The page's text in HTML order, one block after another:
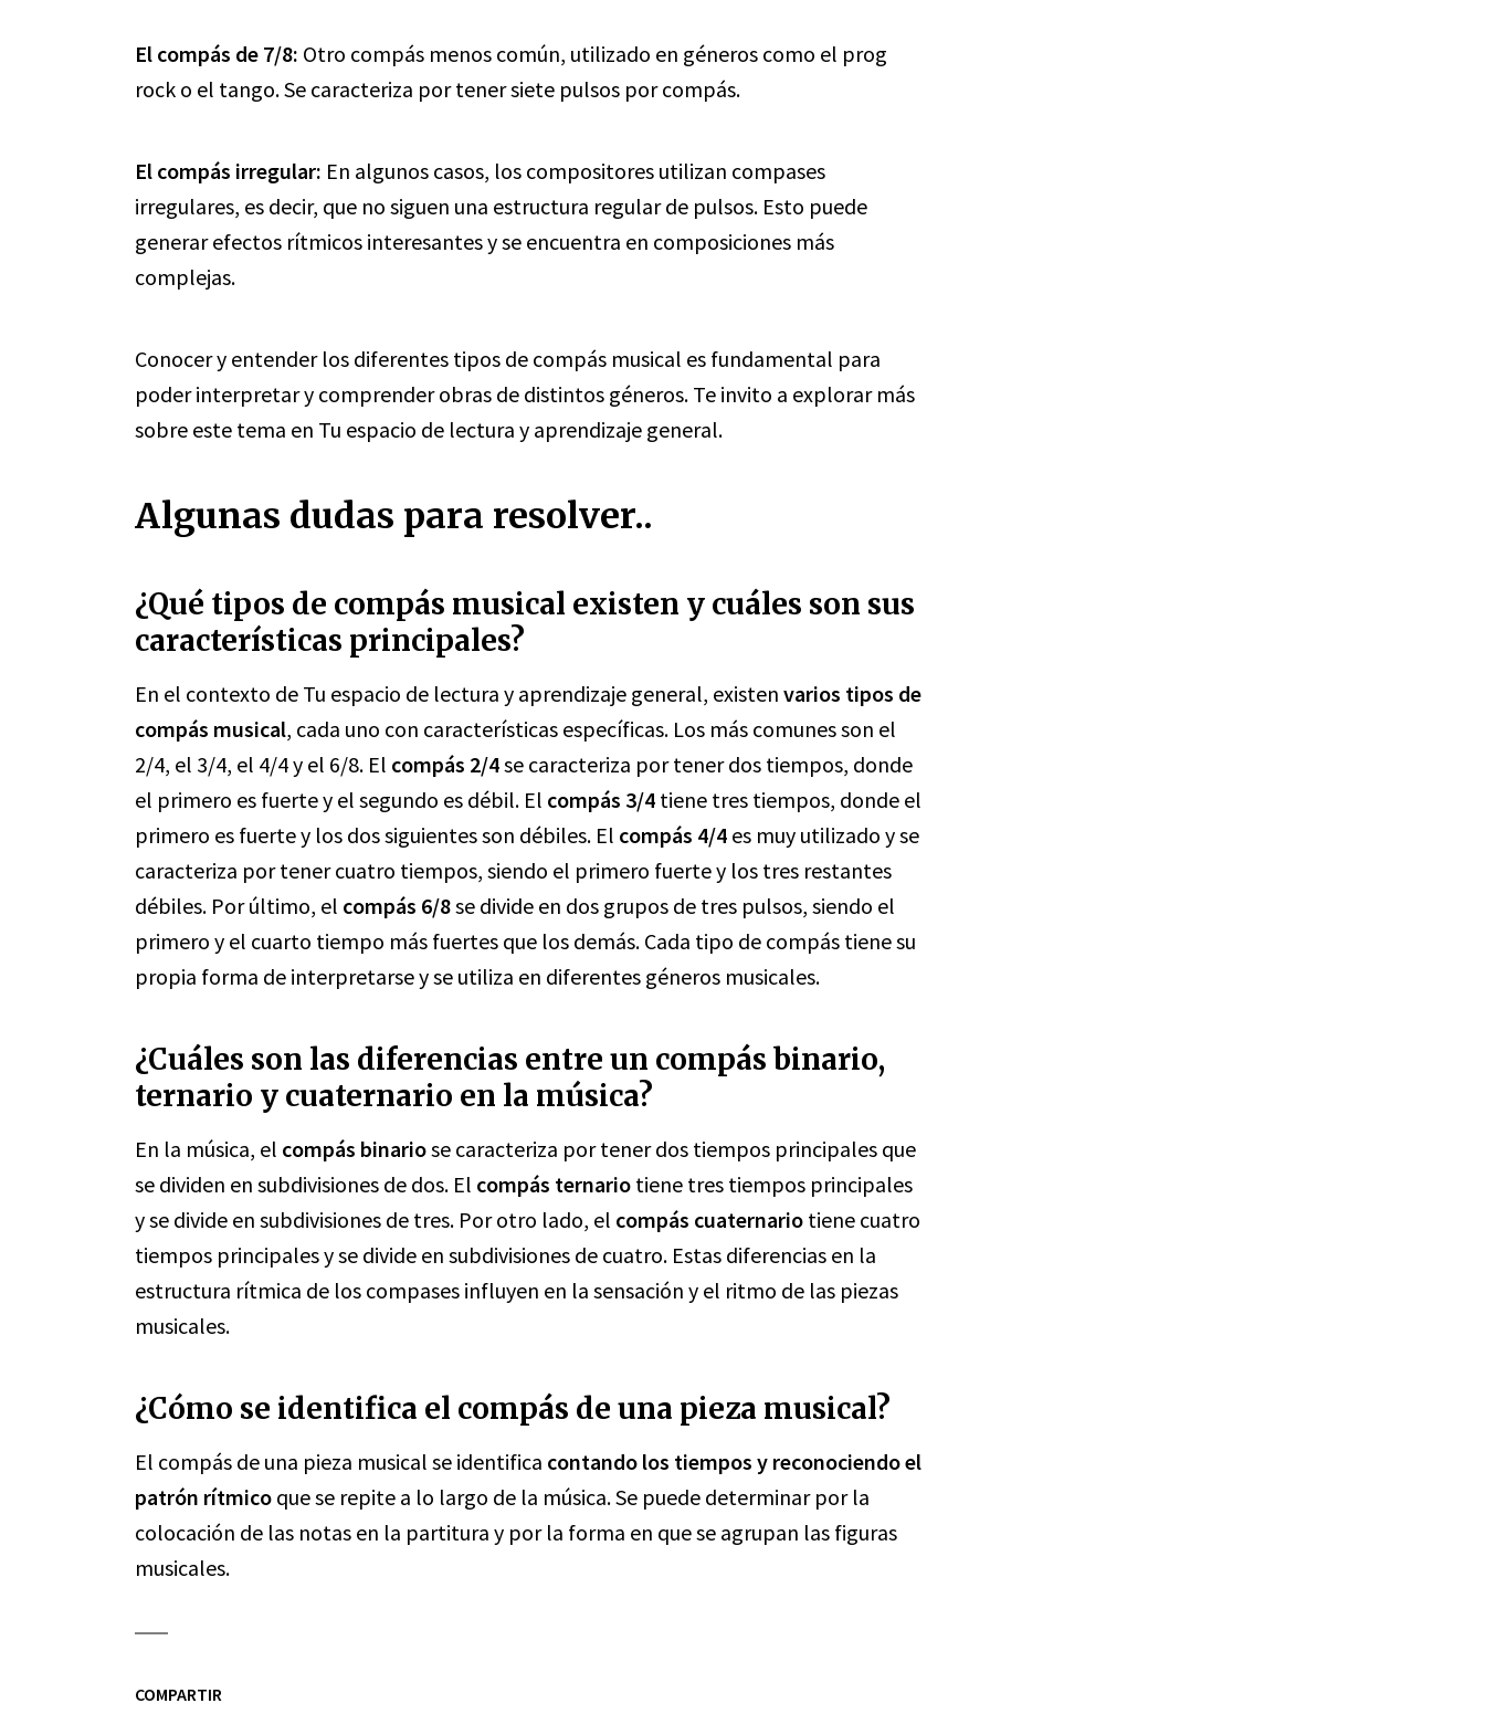
El compás de 7/8: Otro compás menos común, utilizado en géneros como el prog
rock o el tango. Se caracteriza por tener siete pulsos por compás.
El compás irregular: En algunos casos, los compositores utilizan compases
irregulares, es decir, que no siguen una estructura regular de pulsos. Esto puede
generar efectos rítmicos interesantes y se encuentra en composiciones más
complejas.
Conocer y entender los diferentes tipos de compás musical es fundamental para
poder interpretar y comprender obras de distintos géneros. Te invito a explorar más
sobre este tema en Tu espacio de lectura y aprendizaje general.
Algunas dudas para resolver..
¿Qué tipos de compás musical existen y cuáles son sus
características principales?
En el contexto de Tu espacio de lectura y aprendizaje general, existen varios tipos de
compás musical, cada uno con características específicas. Los más comunes son el
2/4, el 3/4, el 4/4 y el 6/8. El compás 2/4se caracteriza por tener dos tiempos, donde
el primero es fuerte y el segundo es débil. El compás 3/4 tiene tres tiempos, donde el
primero es fuerte y los dos siguientes son débiles. El compás 4/4 es muy utilizado y se
caracteriza por tener cuatro tiempos, siendo el primero fuerte y los tres restantes
débiles. Por último, el compás 6/8se divide en dos grupos de tres pulsos, siendo el
primero y el cuarto tiempo más fuertes que los demás. Cada tipo de compás tiene su
propia forma de interpretarse y se utiliza en diferentes géneros musicales.
¿Cuáles son las diferencias entre un compás binario,
ternario y cuaternario en la música?
En la música, el compás binariose caracteriza por tener dos tiempos principales que
se dividen en subdivisiones de dos. El compás ternario tiene tres tiempos principales
y se divide en subdivisiones de tres. Por otro lado, el compás cuaternario tiene cuatro
tiempos principales y se divide en subdivisiones de cuatro. Estas diferencias en la
estructura rítmica de los compases influyen en la sensación y el ritmo de las piezas
musicales.
¿Cómo se identifica el compás de una pieza musical?
El compás de una pieza musical se identifica contando los tiempos y reconociendo el
patrón rítmico que se repite a lo largo de la música. Se puede determinar por la
colocación de las notas en la partitura y por la forma en que se agrupan las figuras
musicales.
COMPARTIR